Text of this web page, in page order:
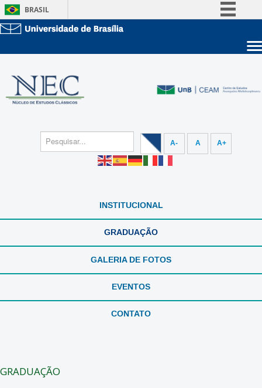
BRASIL
Acesso à informaçãoEstude na UnB
Graduação
A- A A+
INSTITUCIONAL
GRADUAÇÃO
GALERIA DE FOTOS
EVENTOS
CONTATO
GRADUAÇÃO